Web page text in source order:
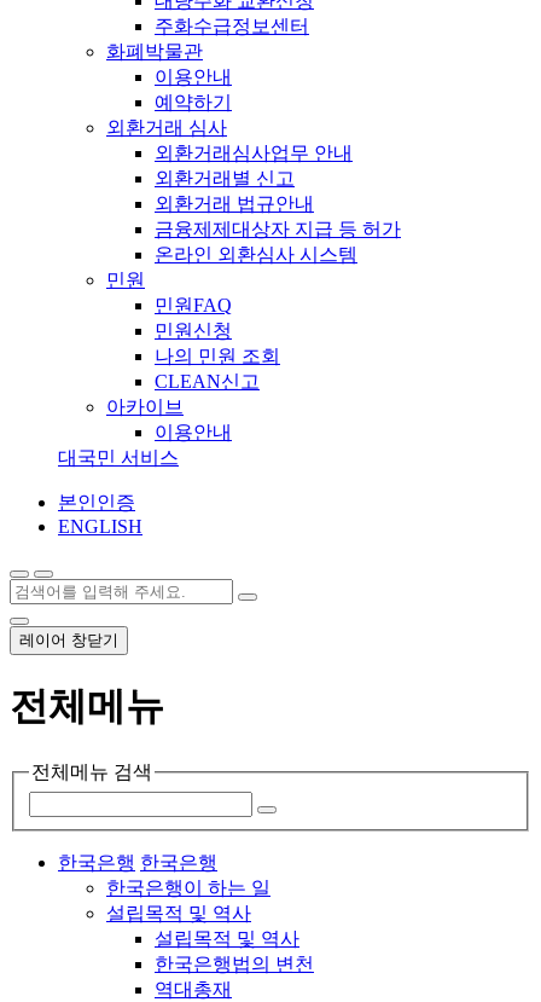
주화수급정보센터
화폐박물관
이용안내
예약하기
외환거래 심사
외환거래심사업무 안내
외환거래별 신고
외환거래 법규안내
금융제제대상자 지급 등 허가
온라인 외환심사 시스템
민원
민원FAQ
민원신청
나의 민원 조회
CLEAN신고
아카이브
이용안내
대국민 서비스
본인인증
ENGLISH
레이어 창닫기
전체메뉴
전체메뉴 검색
한국은행 한국은행
한국은행이 하는 일
설립목적 및 역사
설립목적 및 역사
한국은행법의 변천
역대총재